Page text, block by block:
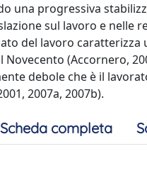
una progressiva
sul lavoro e nelle
del lavoro
Novecento (Accornero,
debole che è il
2007a, 2007b).
Scheda completa